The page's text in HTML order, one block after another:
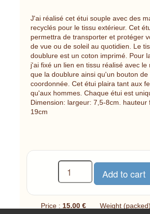
J'ai réalisé cet étui souple avec des
recyclés pour le tissu extérieur. Cet
permettra de transporter et protéger
de vue ou de soleil au quotidien. Le
doublure est un coton imprimé. Pour
j'ai fixé un lien en tissu réalisé avec le
que la doublure ainsi qu'un bouton de
coordonnée. Cet étui plaira tant aux
qu'aux hommes. Chaque étui est
Dimension: largeur: 7,5-8cm. hauteur
19cm
Price :15.00 € Weight